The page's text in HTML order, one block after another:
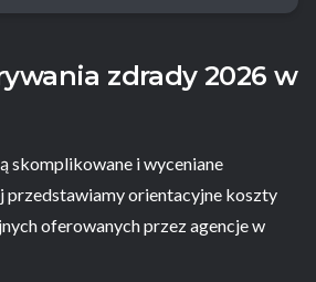
zdrady 2026 w
skomplikowane i wyceniane
przedstawiamy orientacyjne koszty
oferowanych przez agencje w